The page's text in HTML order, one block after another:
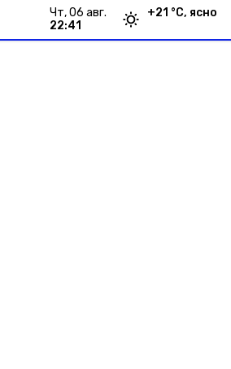
чт, 06 авг.
22:41
+21 °С, ясно